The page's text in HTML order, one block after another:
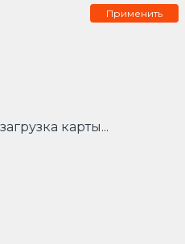
загрузка карты...